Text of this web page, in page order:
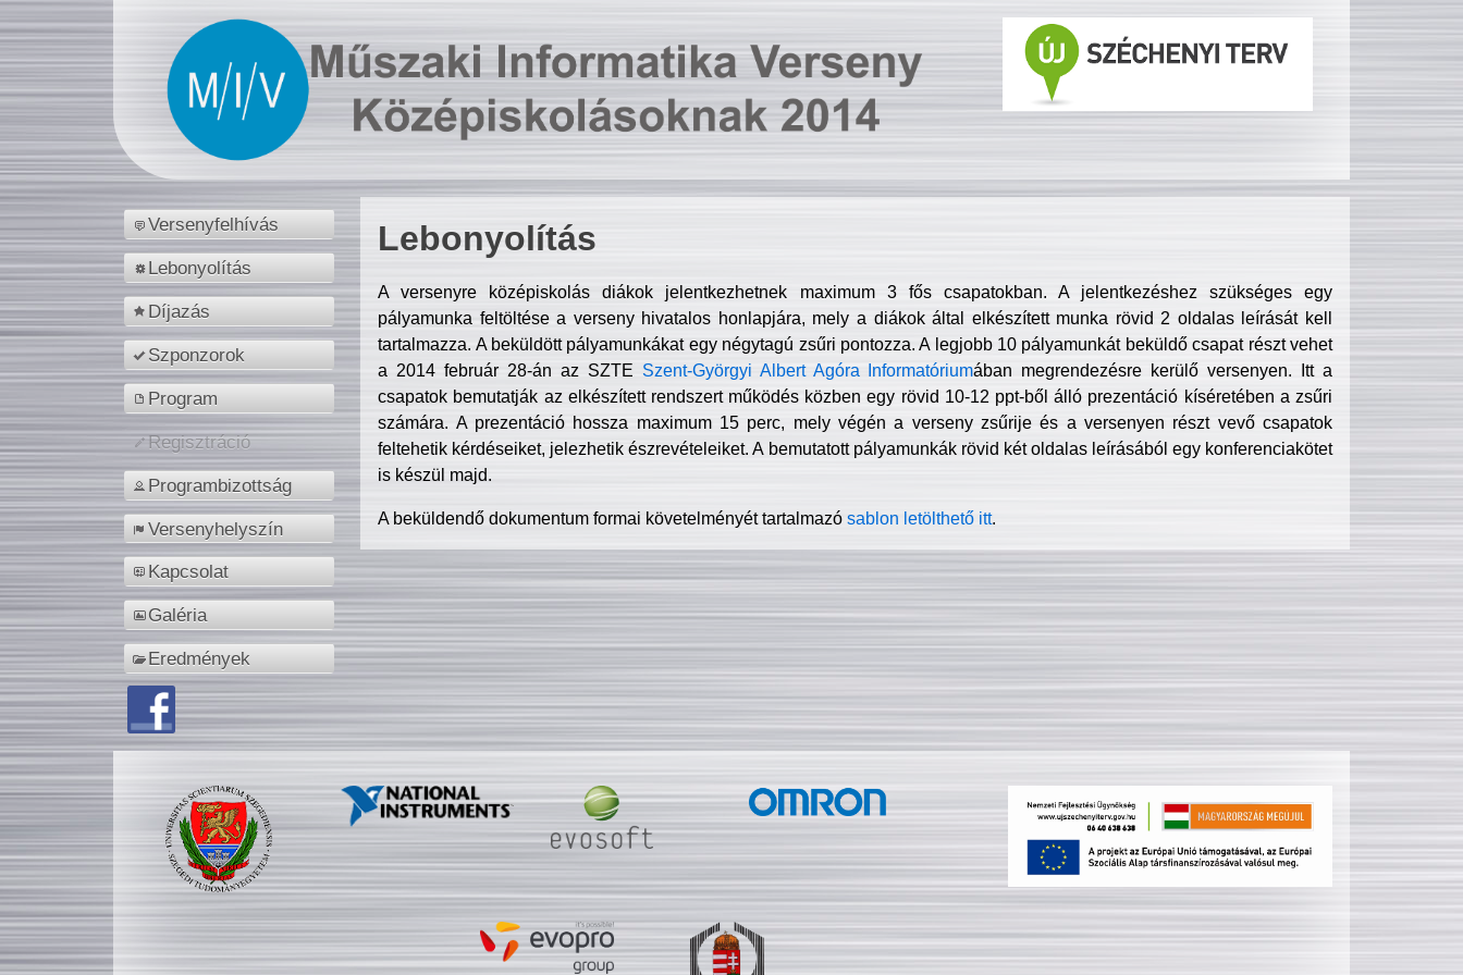
Versenyfelhívás
Lebonyolítás
Díjazás
Szponzorok
Program
Regisztráció
Programbizottság
Versenyhelyszín
Kapcsolat
Galéria
Eredmények
Lebonyolítás
A versenyre középiskolás diákok jelentkezhetnek maximum 3 fős csapatokban. A jelentkezéshez szükséges egy
pályamunka feltöltése a verseny hivatalos honlapjára, mely a diákok által elkészített munka rövid 2 oldalas leírását kell
tartalmazza. A beküldött pályamunkákat egy négytagú zsűri pontozza. A legjobb 10 pályamunkát beküldő csapat részt vehet
a 2014 február 28-án az SZTE Szent-Györgyi Albert Agóra Informatóriumában megrendezésre kerülő versenyen. Itt a
csapatok bemutatják az elkészített rendszert működés közben egy rövid 10-12 ppt-ből álló prezentáció kíséretében a zsűri
számára. A prezentáció hossza maximum 15 perc, mely végén a verseny zsűrije és a versenyen részt vevő csapatok
feltehetik kérdéseiket, jelezhetik észrevételeiket. A bemutatott pályamunkák rövid két oldalas leírásából egy konferenciakötet
is készül majd.
A beküldendő dokumentum formai követelményét tartalmazósablon letölthető itt.